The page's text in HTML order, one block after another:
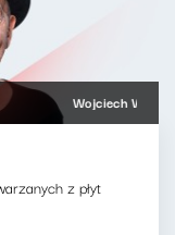
Wojciech
z płyt